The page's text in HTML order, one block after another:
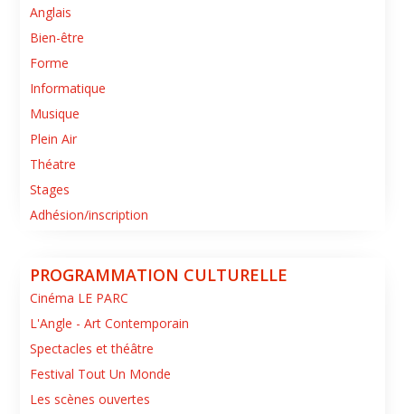
Anglais
Bien-être
Forme
Informatique
Musique
Plein Air
Théatre
Stages
Adhésion/inscription
PROGRAMMATION CULTURELLE
Cinéma LE PARC
L'Angle - Art Contemporain
Spectacles et théâtre
Festival Tout Un Monde
Les scènes ouvertes